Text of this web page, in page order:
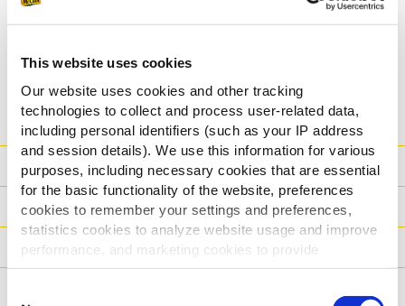
This website uses cookies
Our website uses cookies and other tracking
technologies to collect and process user-related data,
including personal identifiers (such as your IP address
and session details). We use this information for various
purposes, including necessary cookies that are essential
for the basic functionality of the website, preferences
cookies to remember your settings and preferences,
statistics cookies to analyze website usage and improve
performance, and marketing cookies to provide
personalized content and advertising.
Componente para hamburguesas
VER INFORMACIÓN DEL PRODUCTO
DESCARGA INFO
Información nutricional
Ingredientes
Datos logísticos